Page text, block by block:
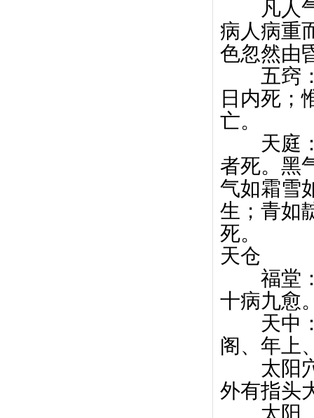
凡人气
病人病重
色忽然由
五窍：
日内死；
亡。
天庭：
者死。黑
气如霜雪
生；青如
死。
天仓
福堂：
十病九愈
天中：
阁、年上
太阳穴
外有指头
太阳、